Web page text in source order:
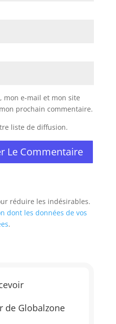
mon e-mail et mon site
prochain commentaire.
liste de diffusion.
réduire les indésirables.
dont les données de vos
.
de Globalzone